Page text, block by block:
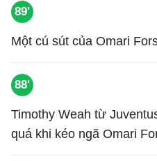
89'
Một cú sút của Omari
88'
Timothy Weah từ
quá khi kéo ngã Omari